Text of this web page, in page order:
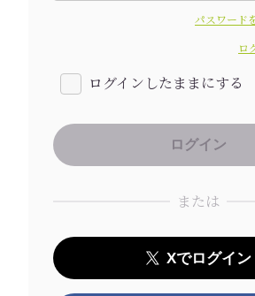
パスワード
ロ
ログインしたままにする
または
Xでログイン